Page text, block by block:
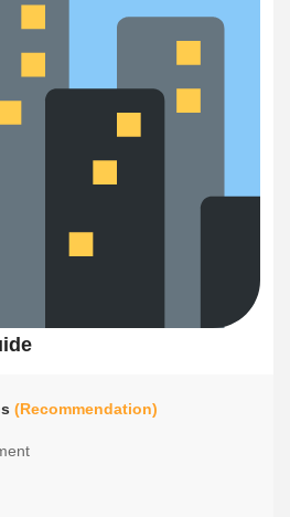
(Recommendation)